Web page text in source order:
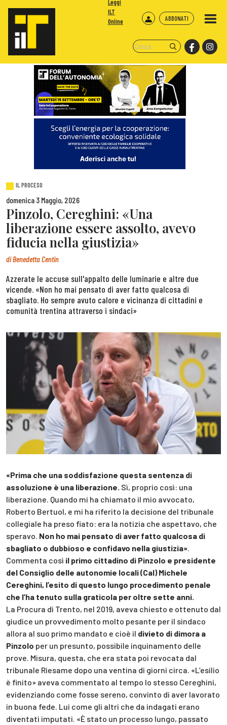
ABBONATI
Leggi
ILT
Online
IL PROCESO
domenica 3 Maggio, 2026
Pinzolo, Cereghini: «Una
liberazione essere assolto, avevo
fiducia nella giustizia»
diBenedetta Centin
Azzerate le accuse sull'appalto delle luminarie e altre due
vicende. «Non ho mai pensato di aver fatto qualcosa di
sbagliato. Ho sempre avuto calore e vicinanza di cittadini e
comunità trentina attraverso i sindaci»
«Prima che una soddisfazione questa sentenza di
assoluzione è una liberazione. Sì, proprio così: una
liberazione. Quando mi ha chiamato il mio avvocato,
Roberto Bertuol, e mi ha riferito la decisione del tribunale
collegiale ha preso fiato: era la notizia che aspettavo, che
speravo. Non ho mai pensato di aver fatto qualcosa di
sbagliato o dubbioso e confidavo nella giustizia»
Commenta così il primo cittadino di Pinzolo e presidente
del Consiglio delle autonomie locali (Cal) Michele
Cereghini, l’esito di questo lungo procedimento penale
che l’ha tenuto sulla graticola per oltre sette anni.
La Procura di Trento, nel 2019, aveva chiesto e ottenuto dal
giudice un provvedimento molto pesante per il sindaco
allora al suo primo mandato e cioè il divieto di dimora a
Pinzolo per un presunto, possibile inquinamento delle
prove. Misura, questa, che era stata poi revocata dal
tribunale Riesame dopo una ventina di giorni circa. «L’esilio
è finito» aveva commentato al tempo lo stesso Cereghini,
evidenziando come fosse sereno, convinto di aver lavorato
in buona fede. Lui come gli altri che da indagati erano
diventati imputati. «È stato un processo lungo, passato